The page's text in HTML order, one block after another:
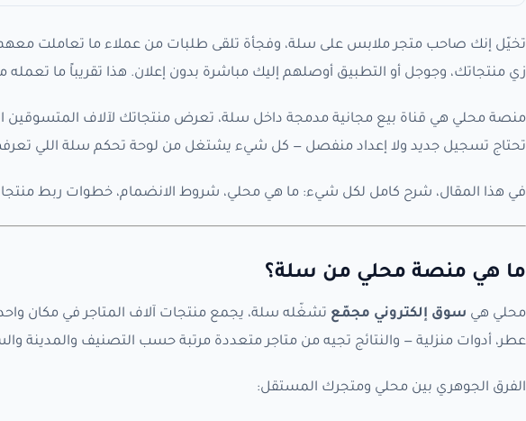
تخيّل إنك صاحب متجر ملابس على سلة، وفجأة تلقى طلبات من عملاء ما تعاملت
زي منتجاتك، وجوجل أو التطبيق أوصلهم إليك مباشرة بدون إعلان. هذا تقريباً ما
تحتاج تسجيل جديد ولا إعداد منفصل — كل شيء يشتغل من لوحة تحكم سلة اللي
في هذا المقال، شرح كامل لكل شيء: ما هي محلي، شروط الانضمام، خطوات ربط
ما هي منصة محلي من سلة؟
محلي هي سوق إلكتروني مجمّع تشغّله سلة، يجمع منتجات آلاف المتاجر في مكان
عطر، أدوات منزلية — والنتائج تجيه من متاجر متعددة مرتبة حسب التصنيف والمدينة
الفرق الجوهري بين محلي ومتجرك المستقل: